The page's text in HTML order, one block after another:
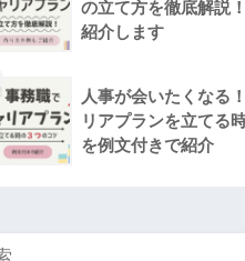
の立て方を徹底解説
紹介します
人事が会いたくなる
リアプランを立てる
を例文付きで紹介